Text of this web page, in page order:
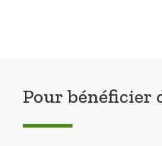
Pour bénéficier